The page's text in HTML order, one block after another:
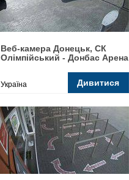
Веб-камера Донецьк, СК
Олімпійський - Донбас Арена
Україна Дивитися